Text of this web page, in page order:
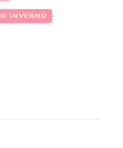
INVERNO